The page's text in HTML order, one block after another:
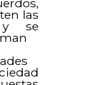
las
y se